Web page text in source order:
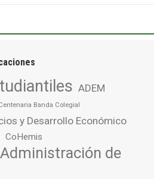
ADEM
Banda Colegial
y Desarrollo Económico
CoHemis
de